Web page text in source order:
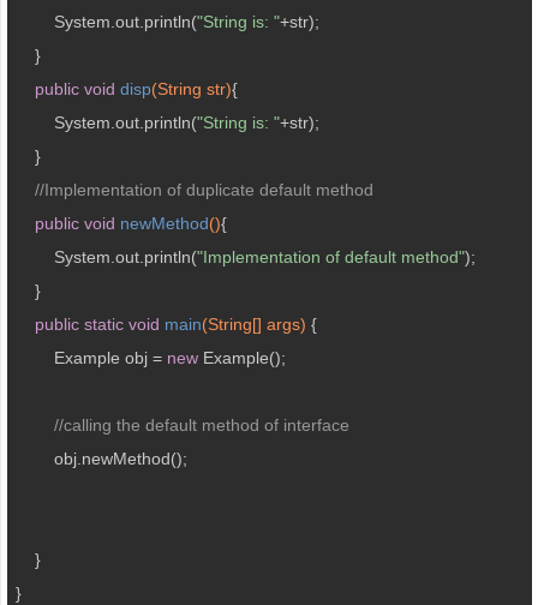
        System.out.println(
"String is: "+str);
    }
public void disp(String str){
    	System.out.println(
"String is: "+str);
    }
//Implementation of duplicate default method
public void newMethod(){
        System.out.println(
"Implementation of default method");
    }
public static void main(String[] args) {
    	Example obj =
new Example();
//calling the default method of interface
        obj.newMethod();
    }
}